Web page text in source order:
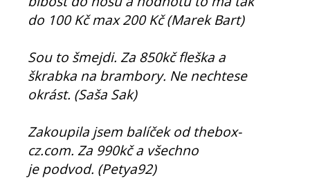
do 100 Kč max 200 Kč (Marek Bart)
Sou to šmejdi. Za 850kč fleška a
škrabka na brambory. Ne nechtese
okrást. (Saša Sak)
Zakoupila jsem balíček od thebox-
cz.com. Za 990kč a všechno
je podvod. (Petya92)